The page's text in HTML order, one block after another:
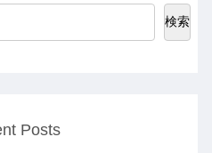
検索
Posts